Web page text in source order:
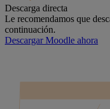
Descarga directa
Le recomendamos que
continuación.
Descargar Moodle ahora